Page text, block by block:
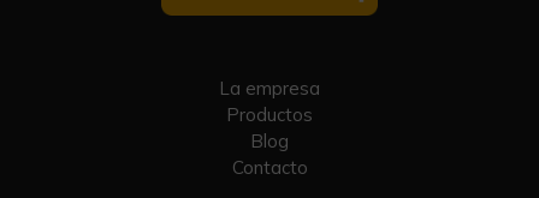
La empresa
Productos
Blog
Contacto